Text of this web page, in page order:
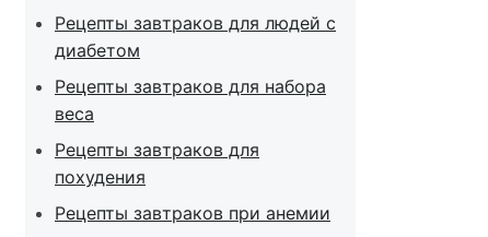
Рецепты завтраков для людей с
диабетом
Рецепты завтраков для набора
веса
Рецепты завтраков для
похудения
Рецепты завтраков при анемии